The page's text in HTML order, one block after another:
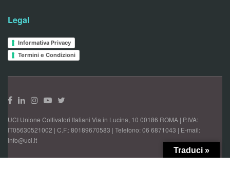
Legal
Informativa Privacy
Termini e Condizioni
UCI Unione Coltivatori Italiani Via in Lucina, 10 00186 ROMA | P.IVA:
IT05630521002 | C.F.: 80189670583 | Telefono: 06 6871043 | E-mail:
info@uci.it
Traduci »